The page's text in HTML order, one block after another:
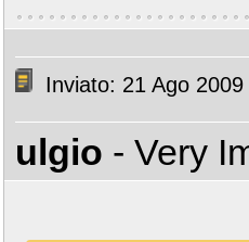
Inviato: 21 Ago
ulgio - Very